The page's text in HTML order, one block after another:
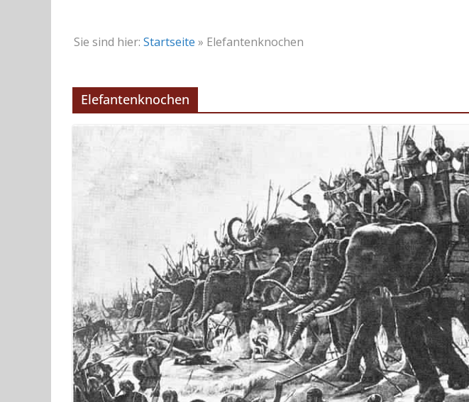
Sie sind hier: Startseite » Elefantenknochen
Elefantenknochen